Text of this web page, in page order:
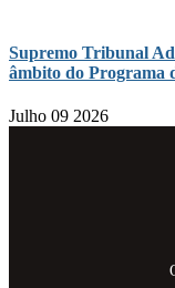
Supremo Tribunal
âmbito do Programa
Julho 09 2026